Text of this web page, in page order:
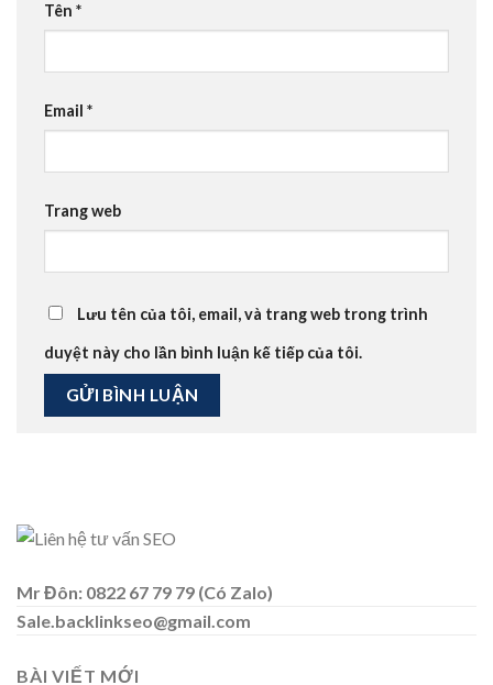
Tên *
Email *
Trang web
Lưu tên của tôi, email, và trang web trong trình
duyệt này cho lần bình luận kế tiếp của tôi.
Mr Đôn: 0822 67 79 79 (Có Zalo)
Sale.backlinkseo@gmail.com
BÀI VIẾT MỚI